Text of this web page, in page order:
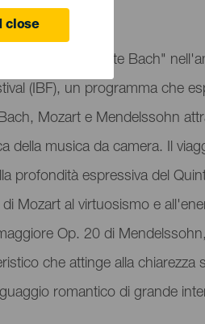
close
presenta "Intimate Bach"
(IBF), un programma che
Mozart e Mendelssohn
della musica da camera. Il
profondità espressiva del
Mozart al virtuosismo e
Op. 20 di
che attinge alla chiarezza
romantico di grande